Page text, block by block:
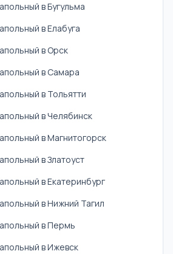
в Бугульма
в Елабуга
в Орск
в Самара
в Тольятти
в Челябинск
в Магнитогорск
в Златоуст
в Екатеринбург
в Нижний Тагил
в Пермь
в Ижевск